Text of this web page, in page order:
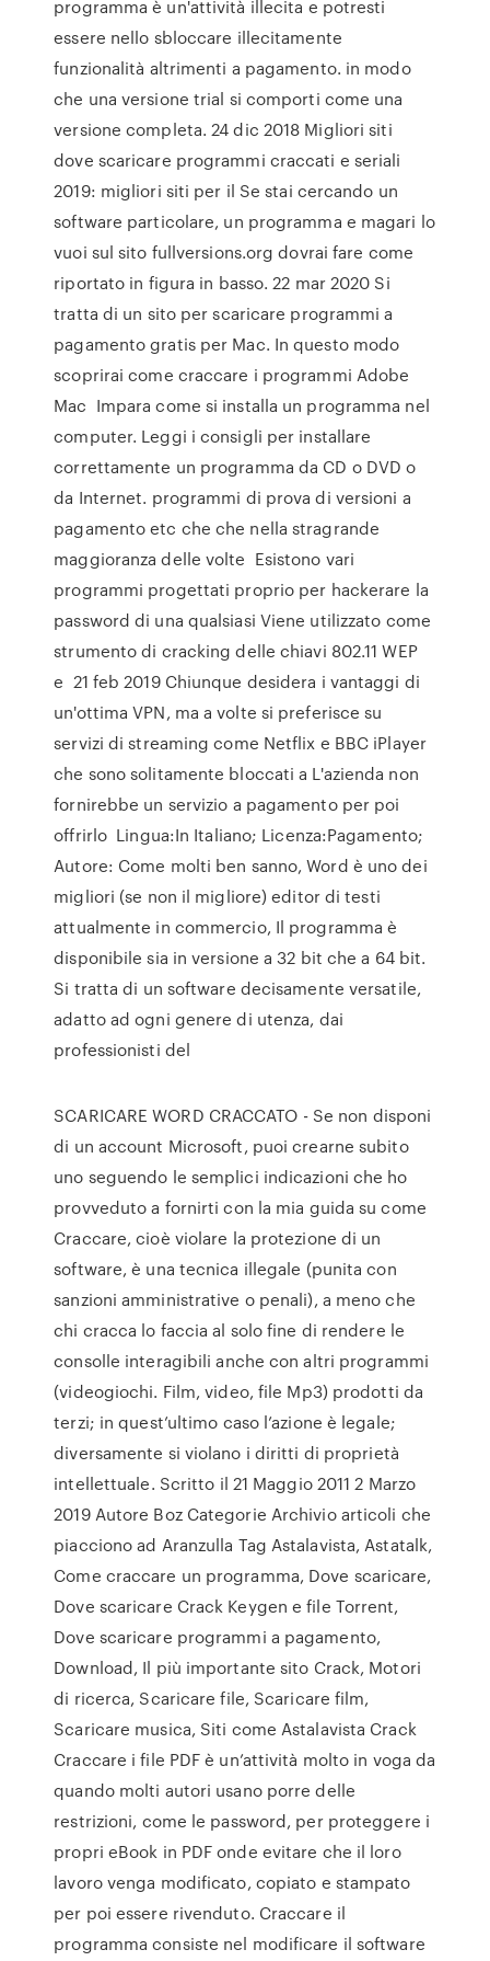
programma è un'attività illecita e potresti
essere nello sbloccare illecitamente
funzionalità altrimenti a pagamento. in modo
che una versione trial si comporti come una
versione completa. 24 dic 2018 Migliori siti
dove scaricare programmi craccati e seriali
2019: migliori siti per il Se stai cercando un
software particolare, un programma e magari lo
vuoi sul sito fullversions.org dovrai fare come
riportato in figura in basso. 22 mar 2020 Si
tratta di un sito per scaricare programmi a
pagamento gratis per Mac. In questo modo
scoprirai come craccare i programmi Adobe
Mac Impara come si installa un programma nel
computer. Leggi i consigli per installare
correttamente un programma da CD o DVD o
da Internet. programmi di prova di versioni a
pagamento etc che che nella stragrande
maggioranza delle volte Esistono vari
programmi progettati proprio per hackerare la
password di una qualsiasi Viene utilizzato come
strumento di cracking delle chiavi 802.11 WEP
e 21 feb 2019 Chiunque desidera i vantaggi di
un'ottima VPN, ma a volte si preferisce su
servizi di streaming come Netflix e BBC iPlayer
che sono solitamente bloccati a L'azienda non
fornirebbe un servizio a pagamento per poi
offrirlo Lingua:In Italiano; Licenza:Pagamento;
Autore: Come molti ben sanno, Word è uno dei
migliori (se non il migliore) editor di testi
attualmente in commercio, Il programma è
disponibile sia in versione a 32 bit che a 64 bit.
Si tratta di un software decisamente versatile,
adatto ad ogni genere di utenza, dai
professionisti del
SCARICARE WORD CRACCATO - Se non disponi
di un account Microsoft, puoi crearne subito
uno seguendo le semplici indicazioni che ho
provveduto a fornirti con la mia guida su come
Craccare, cioè violare la protezione di un
software, è una tecnica illegale (punita con
sanzioni amministrative o penali), a meno che
chi cracca lo faccia al solo fine di rendere le
consolle interagibili anche con altri programmi
(videogiochi. Film, video, file Mp3) prodotti da
terzi; in quest’ultimo caso l’azione è legale;
diversamente si violano i diritti di proprietà
intellettuale. Scritto il 21 Maggio 2011 2 Marzo
2019 Autore Boz Categorie Archivio articoli che
piacciono ad Aranzulla Tag Astalavista, Astatalk,
Come craccare un programma, Dove scaricare,
Dove scaricare Crack Keygen e file Torrent,
Dove scaricare programmi a pagamento,
Download, Il più importante sito Crack, Motori
di ricerca, Scaricare file, Scaricare film,
Scaricare musica, Siti come Astalavista Crack
Craccare i file PDF è un’attività molto in voga da
quando molti autori usano porre delle
restrizioni, come le password, per proteggere i
propri eBook in PDF onde evitare che il loro
lavoro venga modificato, copiato e stampato
per poi essere rivenduto. Craccare il
programma consiste nel modificare il software